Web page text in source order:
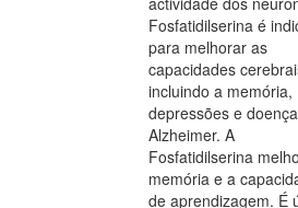
Fosfatidilserina é
para melhorar as
capacidades
incluindo a memória,
depressões e
Alzheimer. A
Fosfatidilserina
memória e a
de aprendizagem. É